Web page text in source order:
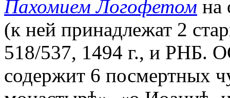
Пахомием Логофетом на
(к ней принадлежат 2
518/537, 1494 г., и РНБ.
содержит 6 посмертных